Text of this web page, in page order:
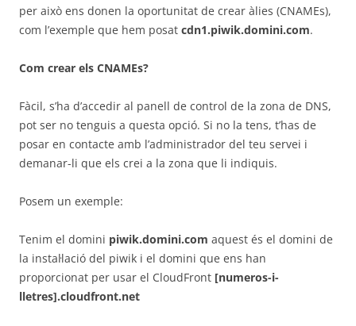
per això ens donen la oportunitat de crear àlies (CNAMEs),
com l’exemple que hem posat cdn1.piwik.domini.com.
Com crear els CNAMEs?
Fàcil, s’ha d’accedir al panell de control de la zona de DNS,
pot ser no tenguis a questa opció. Si no la tens, t’has de
posar en contacte amb l’administrador del teu servei i
demanar-li que els crei a la zona que li indiquis.
Posem un exemple:
Tenim el domini piwik.domini.com aquest és el domini de
la instal·lació del piwik i el domini que ens han
proporcionat per usar el CloudFront [numeros-i-
lletres].cloudfront.net